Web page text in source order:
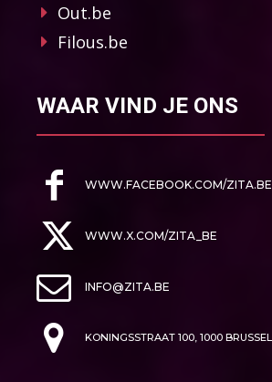
Out.be
Filous.be
WAAR VIND JE ONS
WWW.FACEBOOK.COM/ZITA.BE
WWW.X.COM/ZITA_BE
INFO@ZITA.BE
KONINGSSTRAAT 100, 1000 BRUSSEL